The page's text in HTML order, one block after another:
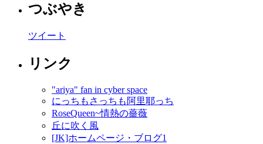
つぶやき
ツイート
リンク
"ariya" fan in cyber space
にっちもさっちも阿里耶っち
RoseQueen~情熱の薔薇
丘に吹く風
[JK]ホームページ・ブログ1